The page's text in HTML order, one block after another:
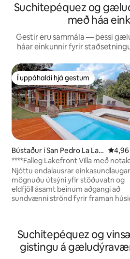
Suchitepéquez og
með háa
Gestir eru sammála — þessi
háar einkunnir fyrir
Í uppáhaldi hjá gestum
Í uppáhaldi hjá gestum
Bústaður í San Pedro La Lag
una
4,96
****Falleg Lakefront Villa með
strönd
Njóttu endalausrar
mögnuðu útsýni yfir stöðuvatn og
eldfjöll ásamt beinum aðgangi að
sundvænni strönd fyrir framan
verslunum, kaffihúsum,
og allri þjónustu í nágrenninu.
rólegu, náttúrulegu, fáguðu
Suchitepéquez og
gistingu á